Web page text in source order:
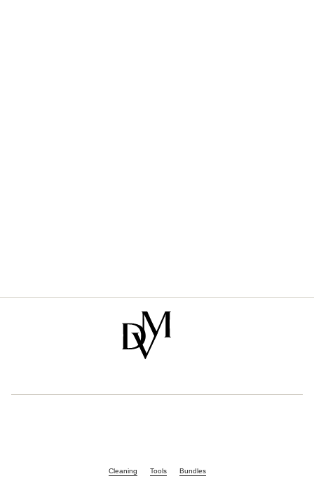
Cleaning Tools Bundles